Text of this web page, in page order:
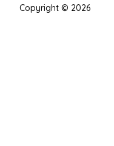
Copyright © 2026